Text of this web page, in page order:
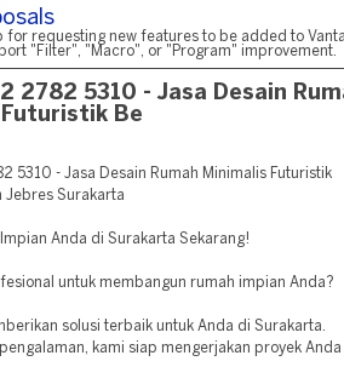
for requesting new features to be added to
"Filter", "Macro", or "Program" improvement.
2782 5310 - Jasa Desain
Futuristik Be
5310 - Jasa Desain Rumah Minimalis Futuristik
Jebres Surakarta
Anda di Surakarta Sekarang!
untuk membangun rumah impian Anda?
solusi terbaik untuk Anda di Surakarta.
kami siap mengerjakan proyek